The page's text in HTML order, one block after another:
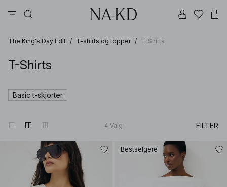
The King's Day Edit / T-shirts og topper / T-Shirts
T-Shirts
Basic t-skjorter
4 Valg FILTER
Bestselgere